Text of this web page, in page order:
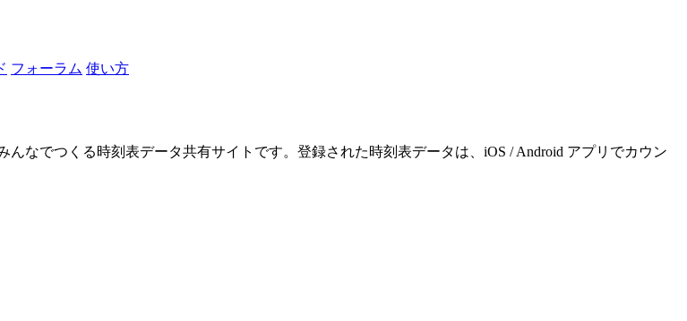
フォーラム 使い方
なでつくる時刻表データ共有サイトです。登録された時刻表データは、iOS / Android アプリでカウン